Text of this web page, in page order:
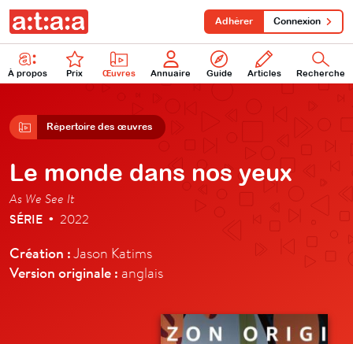
À propos Prix Œuvres Annuaire Guide Articles Recherche
Adhérer Connexion
Répertoire des œuvres
Le monde dans nos yeux
As We See It
SÉRIE • 2022
Création :Jason Katims
Version originale : anglais